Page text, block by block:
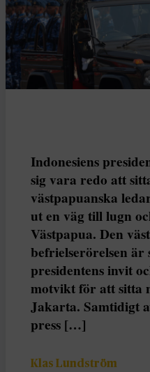
Indonesiens
sig vara redo att
västpapuanska
ut en väg till lugn
Västpapua. Den
befrielserörelsen är
presidentens invit
motvikt för att sitta
Jakarta. Samtidigt
press […]
Klas Lundström